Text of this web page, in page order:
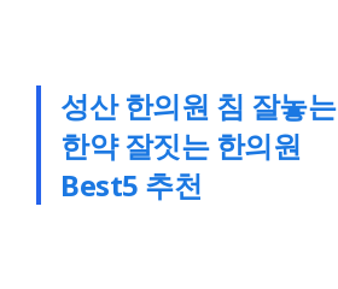
성산 한의원 침 잘놓는
한약 잘짓는 한의원
Best5 추천